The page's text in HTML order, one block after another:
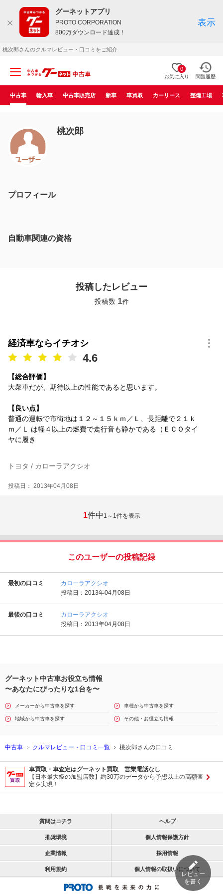
グーネットアプリ
PROTO CORPORATION
800万ダウンロード達成！
表示
桃次郎さんのクルマレビュー・口コミをご紹介
0
お気に入り 閲覧履歴
中古車 輸入車 中古車販売店 新車 車買取 カーリース 整備工場
桃次郎
プロフィール
自動車関連の資格
投稿したレビュー
投稿数 1件
経済車ならイチオシ
4.6
【総合評価】
大衆車だが、期待以上の性能であると思います。
【良い点】
普通の運転で市街地は１２～１５ｋｍ／Ｌ、長距離で２１ｋ
ｍ／Ｌ は軽４以上の燃費で走行音も静かである（ＥＣＯタイ
ヤに履き
トヨタ / カローラアクシオ
投稿日： 2013年04月08日
1件中 1～1件を表示
このユーザーの投稿記録
最初の口コミ
カローラアクシオ
投稿日：2013年04月08日
最後の口コミ
カローラアクシオ
投稿日：2013年04月08日
レビュー
を書く
グーネット中古車お役立ち情報
〜あなたにぴったりな1台を〜
メーカーから中古車を探す 車種から中古車を探す
地域から中古車を探す その他・お役立ち情報
中古車 クルマレビュー・口コミ一覧 桃次郎さんの口コミ
車買取・車査定はグーネット買取 営業電話なし
【日本最大級の加盟店数】約30万のデータから予想以上の高額査
定を実現！
質問はコチラ ヘルプ
推奨環境 個人情報保護方針
企業情報 採用情報
利用規約 個人情報の取扱いについて